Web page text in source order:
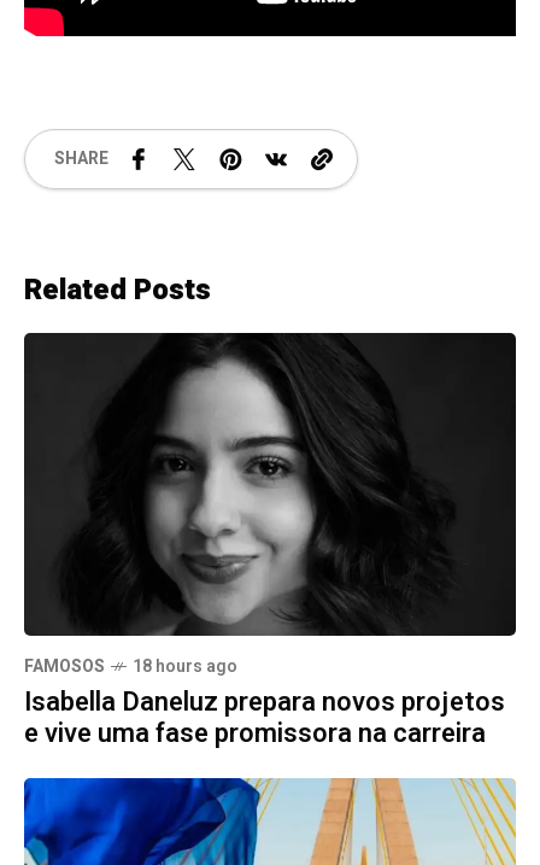
SHARE
Related Posts
FAMOSOS 18 hours ago
Isabella Daneluz prepara novos projetos
e vive uma fase promissora na carreira